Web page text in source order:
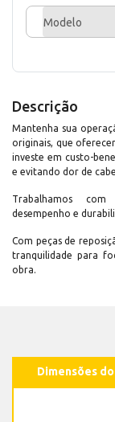
Modelo
Descrição
Mantenha sua
originais, que
investe em custo-
e evitando dor de
Trabalhamos com
desempenho e
Com peças de
tranquilidade para
obra.
Dimensões